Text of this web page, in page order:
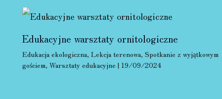
Edukacyjne warsztaty ornitologiczne
Edukacja ekologiczna, Lekcja terenowa, Spotkanie z wyjątkowym
gościem, Warsztaty edukacyjne | 19/09/2024